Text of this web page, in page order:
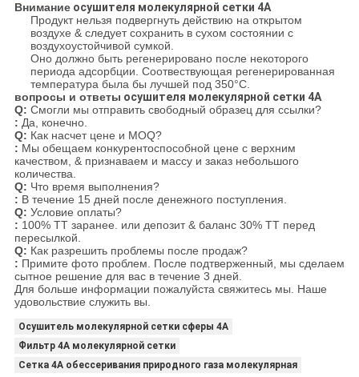
Вниманиеосушителя молекулярной сетки 4A
Продукт нельзя подвергнуть действию на открытом
воздухе & следует сохранить в сухом состоянии с
воздухоустойчивой сумкой.
Оно должно быть регенерировано после некоторого
периода адсорбции. Соотвествующая регенерированная
температура была бы лучшей под 350°C.
вопросы и ответы осушителя молекулярной сетки 4A
Q: Смогли мы отправить свободный образец для ссылки?
: Да, конечно.
Q: Как насчет цене и MOQ?
: Мы обещаем конкурентоспособной цене с верхним
качеством, & признаваем и массу и заказ небольшого
количества.
Q: Что время выполнения?
: В течение 15 дней после денежного поступления.
Q: Условие оплаты?
: 100% TT заранее. или депозит & баланс 30% TT перед
пересылкой.
Q: Как разрешить проблемы после продаж?
: Примите фото проблем. После подтверженный, мы сделаем
сытное решение для вас в течение 3 дней.
Для больше информации пожалуйста свяжитесь мы. Наше
удовольствие служить вы.
Осушитель молекулярной сетки сферы 4A
Фильтр 4A молекулярной сетки
Сетка 4A обессеривания природного газа молекулярная